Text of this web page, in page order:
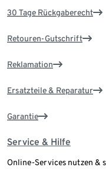
30 Tage Rückgaberecht
Retouren-Gutschrift
Reklamation
Ersatzteile & Reparatur
Garantie
Service & Hilfe
Online-Services nutzen &